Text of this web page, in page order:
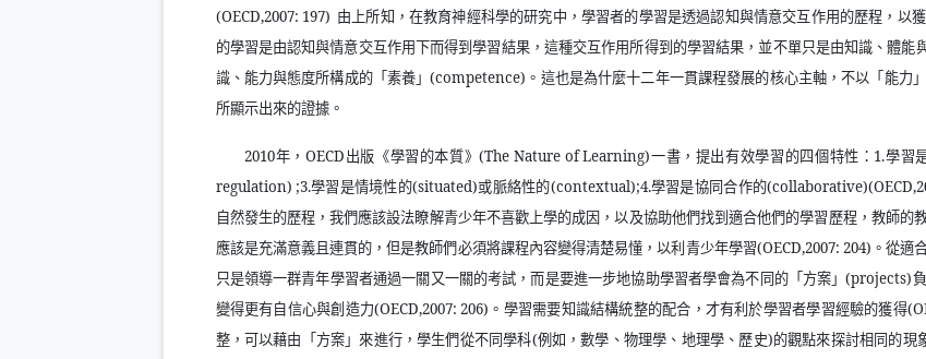
(OECD,2007: 197) 由上所知，在教育神經科學的研究中，學習者的學習是透過認知與情意交互作用的歷程，以
的學習是由認知與情意交互作用下而得到學習結果，這種交互作用所得到的學習結果，並不單只是由知識、體能
識、能力與態度所構成的「素養」(competence) 。這也是為什麼十二年一貫課程發展的核心主軸，不以「能力
所顯示出來的證據。
2010年，OECD出版《學習的本質》(The Nature of Learning)一書，提出有效學習的四個特性： 1.學習
regulation) ;3.學習是情境性的(situated)或脈絡性的(contextual);4.學習是協同合作的
自然發生的歷程，我們應該設法瞭解青少年不喜歡上學的成因，以及協助他們找到適合他們的學習歷程，教師的
應該是充滿意義且連貫的，但是教師們必須將課程內容變得清楚易懂，以利青少年學習(OECD,2007: 204) 。從適
只是領導一群青年學習者通過一關又一關的考試，而是要進一步地協助學習者學會為不同的「方案」(projects)
變得更有自信心與創造力(OECD,2007: 206) 。學習需要知識結構統整的配合，才有利於學習者學習經驗的獲得
整，可以藉由「方案」來進行，學生們從不同學科(例如，數學、物理學、地理學、歷史)的觀點來探討相同的現